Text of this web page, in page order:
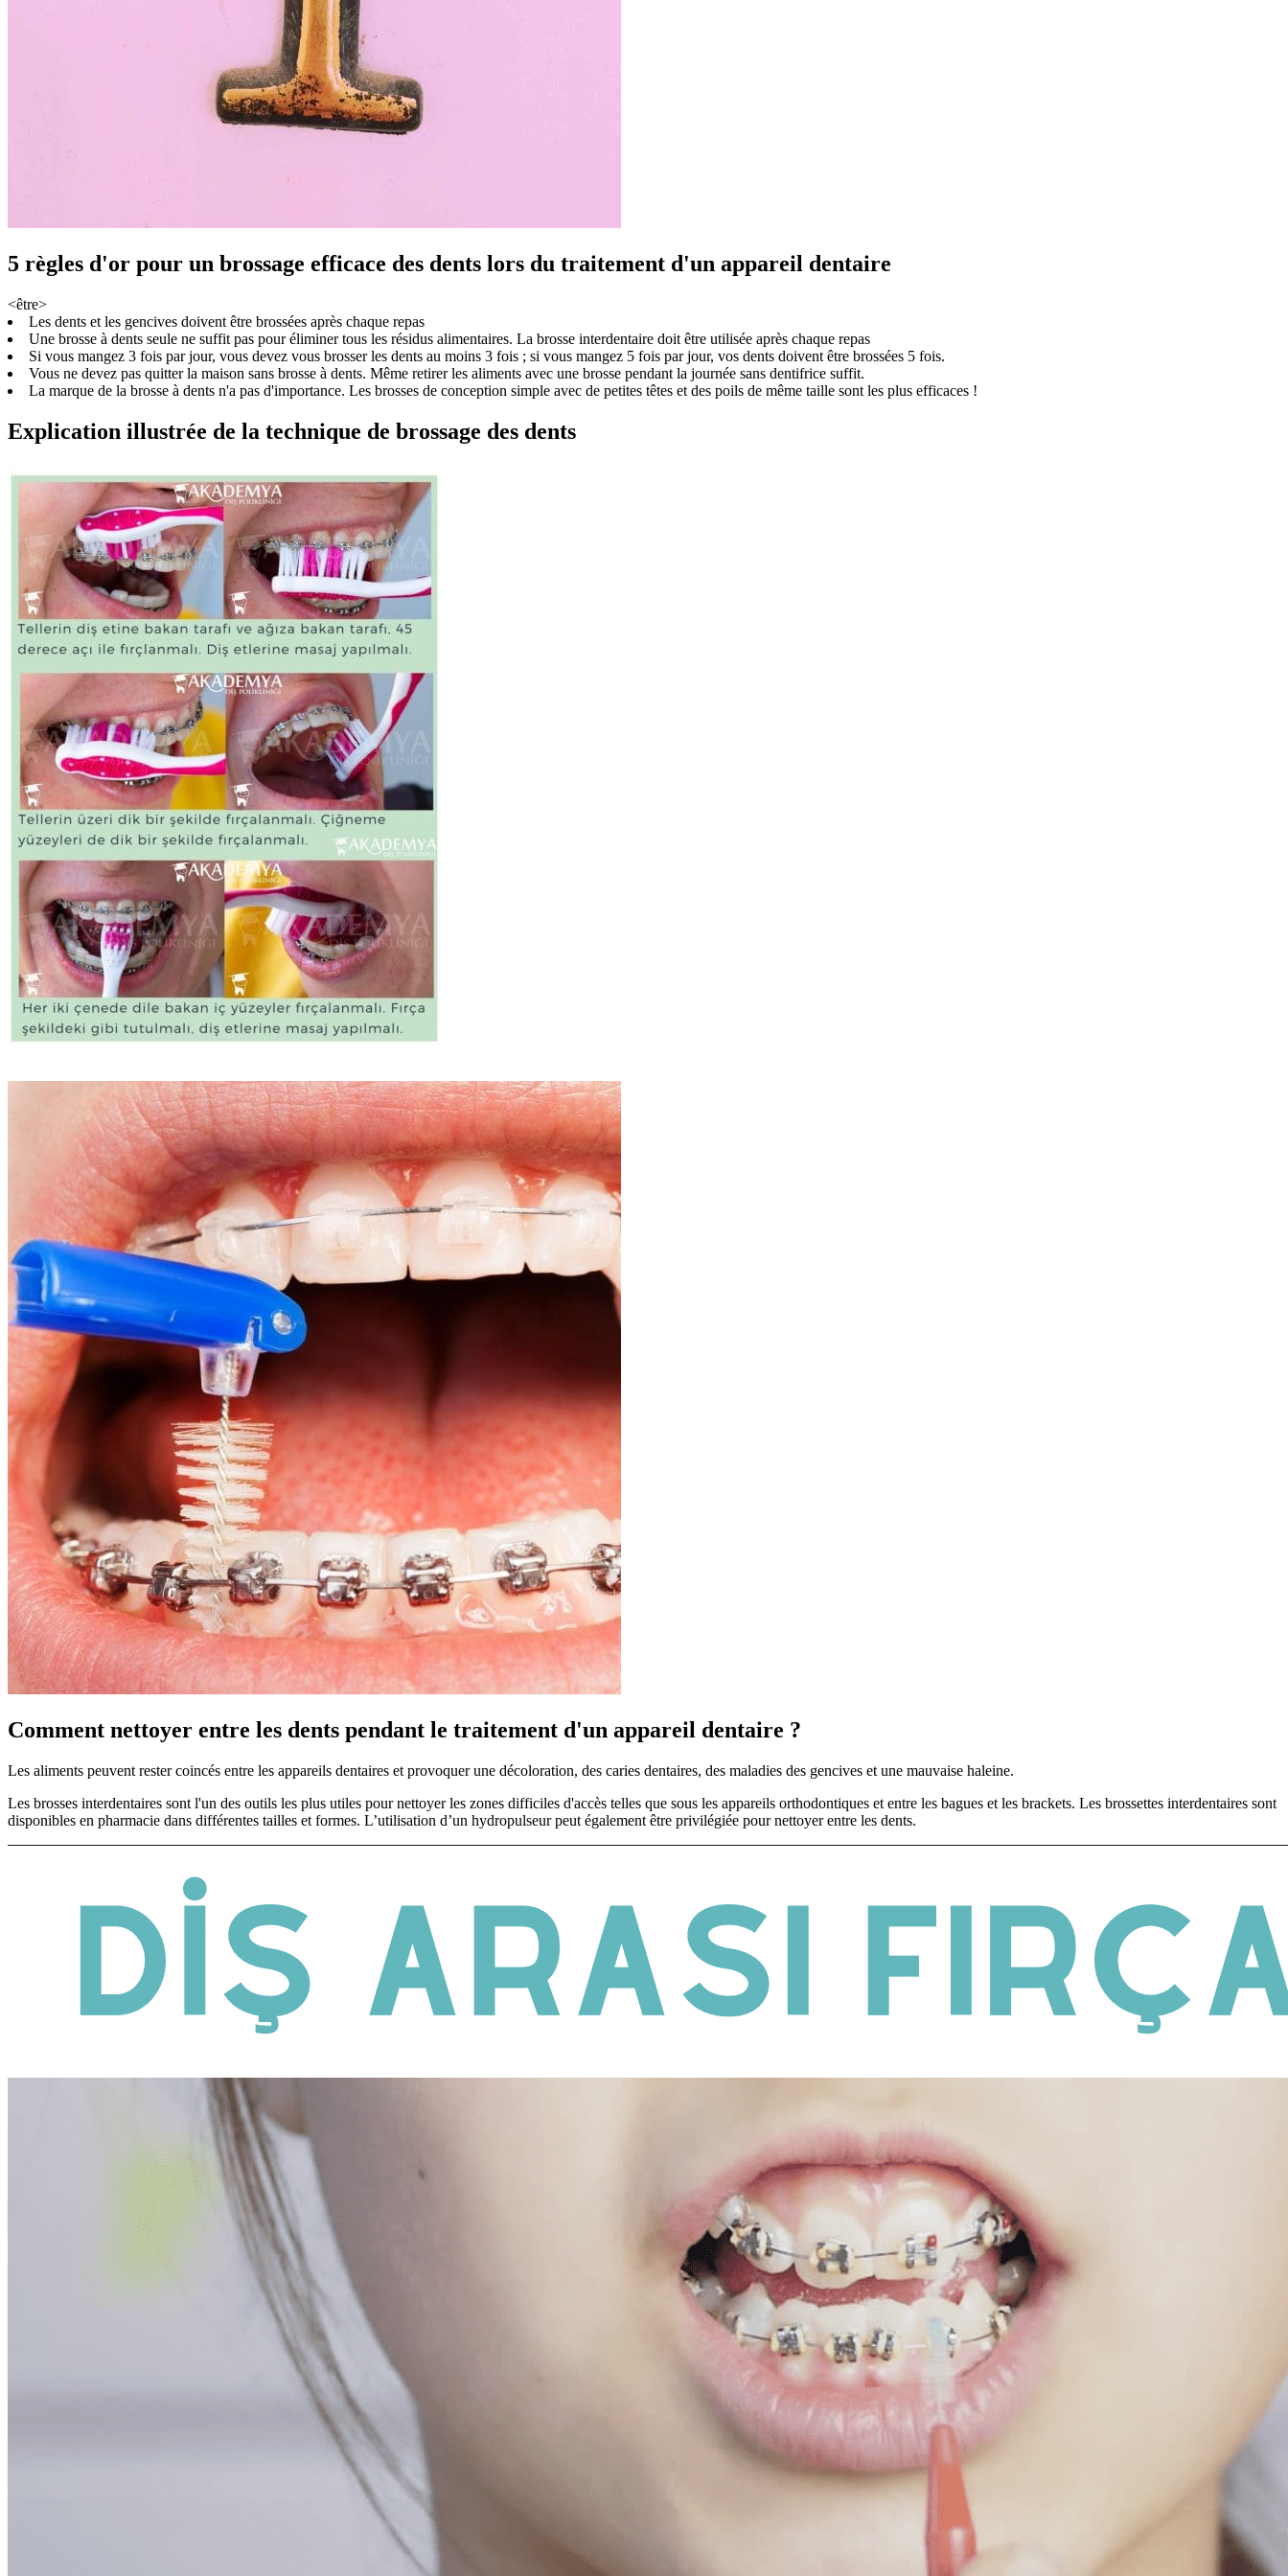
5 règles d'or pour un brossage efficace des dents lors du traitement d'un appareil dentaire
<être>
Les dents et les gencives doivent être brossées après chaque repas
Une brosse à dents seule ne suffit pas pour éliminer tous les résidus alimentaires. La brosse interdentaire doit être utilisée après chaque repas
Si vous mangez 3 fois par jour, vous devez vous brosser les dents au moins 3 fois ; si vous mangez 5 fois par jour, vos dents doivent être brossées 5 fois.
Vous ne devez pas quitter la maison sans brosse à dents. Même retirer les aliments avec une brosse pendant la journée sans dentifrice suffit.
La marque de la brosse à dents n'a pas d'importance. Les brosses de conception simple avec de petites têtes et des poils de même taille sont les plus efficaces !
Explication illustrée de la technique de brossage des dents
Comment nettoyer entre les dents pendant le traitement d'un appareil dentaire ?
Les aliments peuvent rester coincés entre les appareils dentaires et provoquer une décoloration, des caries dentaires, des maladies des gencives et une mauvaise haleine.
Les brosses interdentaires sont l'un des outils les plus utiles pour nettoyer les zones difficiles d'accès telles que sous les appareils orthodontiques et entre les bagues et les brackets. Les brossettes interdentaires sont
disponibles en pharmacie dans différentes tailles et formes. L’utilisation d’un hydropulseur peut également être privilégiée pour nettoyer entre les dents.